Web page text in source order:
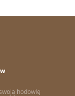
hodowlę